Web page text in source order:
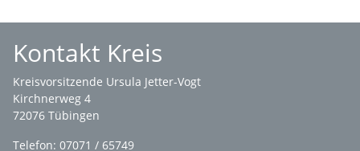
Kontakt Kreis
Kreisvorsitzende Ursula Jetter-Vogt
Kirchnerweg 4
72076 Tübingen
Telefon: 07071 / 65749